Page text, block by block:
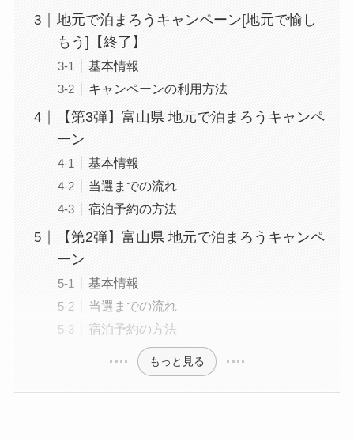
地元で泊まろうキャンペーン[地元で愉し
もう]【終了】
基本情報
キャンペーンの利用方法
【第3弾】富山県 地元で泊まろうキャンペ
ーン
基本情報
当選までの流れ
宿泊予約の方法
【第2弾】富山県 地元で泊まろうキャンペ
ーン
基本情報
当選までの流れ
宿泊予約の方法
もっと見る